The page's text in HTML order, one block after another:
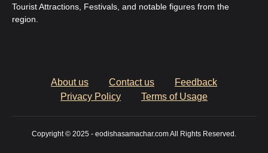
Tourist Attractions, Festivals, and notable figures from the
region.
About us Contact us
Feedback
Privacy Policy
Terms of Usage
Copyright © 2025 - eodishasamachar.com All Rights Reserved.